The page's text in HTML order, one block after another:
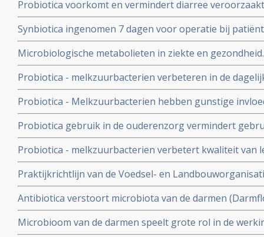
Probiotica voorkomt en vermindert diarree
blijkt uit internationaal onderzoek.
Synbiotica ingenomen 7 dagen voor operatie bij
vermindert kans op sterfte aan infectie, geeft korter
gebruik van antibiotica copy 1
Microbiologische metabolieten in ziekte en
uitlegt van een goede darmflora en hoe je die kunt
Probiotica - melkzuurbacterien verbeteren in de
mensen, de kwaliteit van leven, minder maag-
verbetert de ontlasting
Probiotica - Melkzuurbacterien hebben gunstige
stamceltransplantatie moeten ondergaan.
Probiotica gebruik in de ouderenzorg vermindert
veel minder diarree aldus een proefproject van de
Probiotica - melkzuurbacterien verbetert kwaliteit van
hebben van hooikoorts
Praktijkrichtlijn van de Voedsel- en
WHO - de Wereldgezondheidsorganisatie voor
darmproblemen
Antibiotica verstoort microbiota van de darmen
kan de darmflora al ernstig verstoren. Regelmatig
chronische schade toebrengen
Microbioom van de darmen speelt grote rol in de